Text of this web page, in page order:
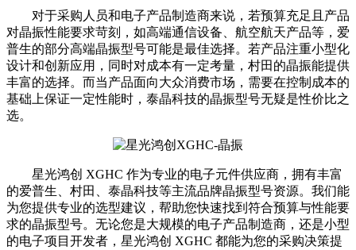
对于采购人员和电子产品制造商来说，若预算充足且产品
对晶振性能要求苛刻，如高端通信设备、航空航天产品等，爱
普生的部分高端晶振型号可能是最佳选择。若产品注重小型化
设计和创新应用，同时对成本有一定考量，村田的晶振能提供
丰富的选择。而当产品面向大众消费市场，需要在控制成本的
基础上保证一定性能时，泰晶科技的晶振型号无疑是性价比之
选。
星光鸿创 XGHC 作为专业的电子元件供应商，拥有丰富
的爱普生、村田、泰晶科技等主流品牌晶振型号资源。我们能
为您提供专业的选型建议，帮助您快速找到符合预算与性能要
求的晶振型号。无论您是大规模的电子产品制造商，还是小型
的电子项目开发者，星光鸿创 XGHC 都能为您的采购决策提